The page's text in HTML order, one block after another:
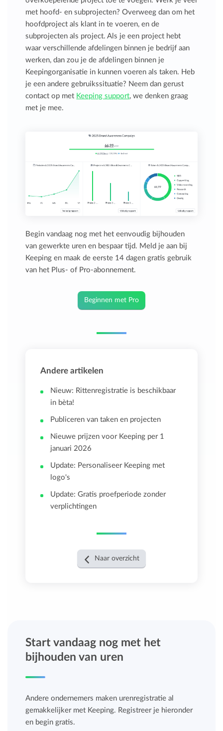
met hoofd- en subprojecten? Overweeg dan om het
hoofdproject als klant in te voeren, en de
subprojecten als project. Als je een project hebt
waar verschillende afdelingen binnen je bedrijf aan
werken, dan zou je de afdelingen binnen je
Keepingorganisatie in kunnen voeren als taken. Heb
je een andere gebruikssituatie? Neem dan gerust
contact op met Keeping support, we denken graag
met je mee.
Begin vandaag nog met het eenvoudig bijhouden
van gewerkte uren en bespaar tijd. Meld je aan bij
Keeping en maak de eerste 14 dagen gratis gebruik
van het Plus- of Pro-abonnement.
Beginnen met Pro
Andere artikelen
Nieuw: Rittenregistratie is beschikbaar
in bèta!
Publiceren van taken en projecten
Nieuwe prijzen voor Keeping per 1
januari 2026
Update: Personaliseer Keeping met
logo's
Update: Gratis proefperiode zonder
verplichtingen
Naar overzicht
Start vandaag nog met het
bijhouden van uren
Andere ondernemers maken urenregistratie al
gemakkelijker met Keeping. Registreer je hieronder
en begin gratis.